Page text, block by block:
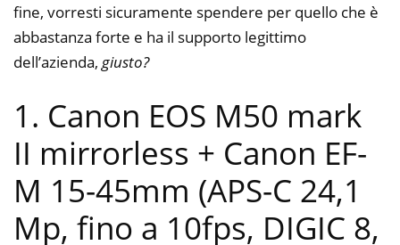
fine, vorresti sicuramente spendere per quello che è
abbastanza forte e ha il supporto legittimo
dell’azienda, giusto?
1. Canon EOS M50 mark
II mirrorless + Canon EF-
M 15-45mm (APS-C 24,1
Mp, fino a 10fps, DIGIC 8,